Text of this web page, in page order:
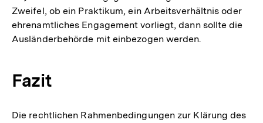
Zweifel, ob ein Praktikum, ein Arbeitsverhältnis oder
ehrenamtliches Engagement vorliegt, dann sollte die
Ausländerbehörde mit einbezogen werden.
Fazit
Die rechtlichen Rahmenbedingungen zur Klärung des